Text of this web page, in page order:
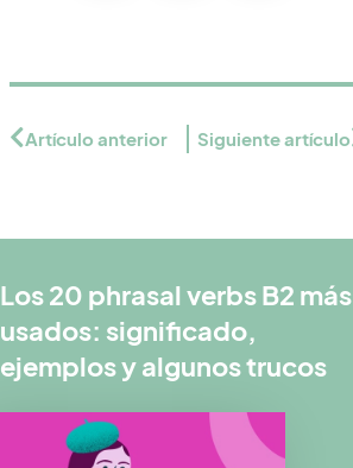
Artículo anterior Siguiente artículo
Los 20 phrasal verbs B2 más
usados: significado,
ejemplos y algunos trucos